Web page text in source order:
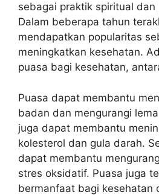
sebagai praktik spiritual dan
Dalam beberapa tahun
mendapatkan popularitas
meningkatkan kesehatan.
puasa bagi kesehatan,
Puasa dapat membantu
badan dan mengurangi
juga dapat membantu
kolesterol dan gula darah.
dapat membantu
stres oksidatif. Puasa juga
bermanfaat bagi kesehatan